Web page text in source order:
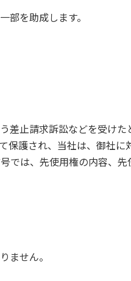
部を助成します。
差止請求訴訟などを受け
保護され、当社は、御社に
では、先使用権の内容、
ません。